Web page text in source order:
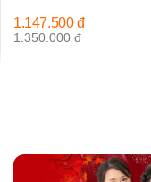
1.350.000 đ
1.147.500 đ